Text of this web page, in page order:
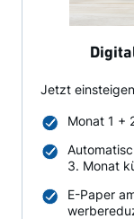
Jetzt
Monat 1 +
3. Monat
E-Paper